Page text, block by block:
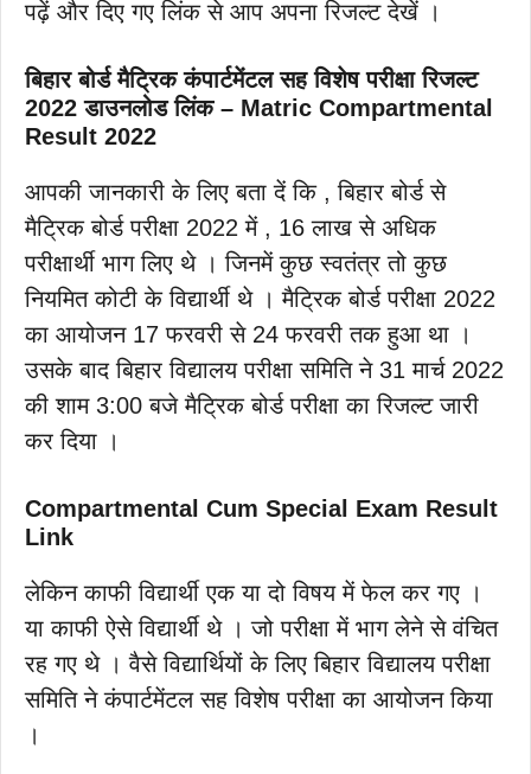
पढ़ें और दिए गए लिंक से आप अपना रिजल्ट देखें ।
बिहार बोर्ड मैट्रिक कंपार्टमेंटल सह विशेष परीक्षा रिजल्ट
2022 डाउनलोड लिंक – Matric Compartmental
Result 2022
आपकी जानकारी के लिए बता दें कि , बिहार बोर्ड से
मैट्रिक बोर्ड परीक्षा 2022 में , 16 लाख से अधिक
परीक्षार्थी भाग लिए थे । जिनमें कुछ स्वतंत्र तो कुछ
नियमित कोटी के विद्यार्थी थे । मैट्रिक बोर्ड परीक्षा 2022
का आयोजन 17 फरवरी से 24 फरवरी तक हुआ था ।
उसके बाद बिहार विद्यालय परीक्षा समिति ने 31 मार्च 2022
की शाम 3:00 बजे मैट्रिक बोर्ड परीक्षा का रिजल्ट जारी
कर दिया ।
Compartmental Cum Special Exam Result
Link
लेकिन काफी विद्यार्थी एक या दो विषय में फेल कर गए ।
या काफी ऐसे विद्यार्थी थे । जो परीक्षा में भाग लेने से वंचित
रह गए थे । वैसे विद्यार्थियों के लिए बिहार विद्यालय परीक्षा
समिति ने कंपार्टमेंटल सह विशेष परीक्षा का आयोजन किया
।